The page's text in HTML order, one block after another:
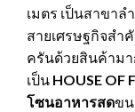
เมตร เป็นสาขา
สายเศรษฐกิจสำ
ครันด้วยสินค้ามา
เป็น HOUSE OF
โซนอาหารสดขน